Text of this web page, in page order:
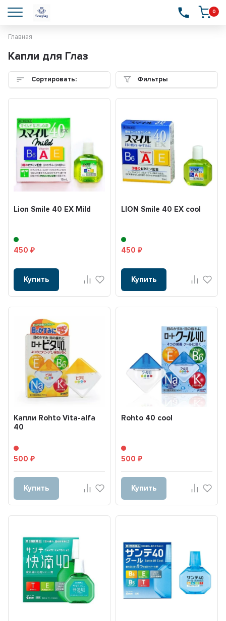
0
Главная
Капли для Глаз
Сортировать: Фильтры
Lion Smile 40 ЕХ Mild
450₽
Купить
LION Smile 40 EX cool
450 ₽
Купить
Капли Rohto Vita-alfa
40
500₽
Купить
Rohto 40 cool
500 ₽
Купить